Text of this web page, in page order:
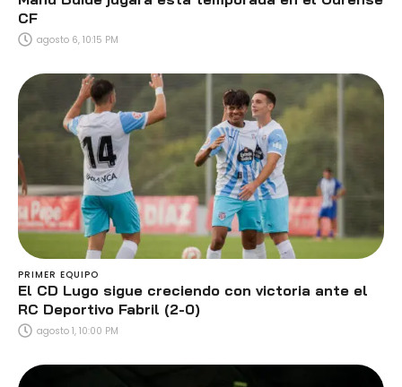
CF
agosto 6, 10:15 PM
PRIMER EQUIPO
El CD Lugo sigue creciendo con victoria ante el
RC Deportivo Fabril (2-0)
agosto 1, 10:00 PM